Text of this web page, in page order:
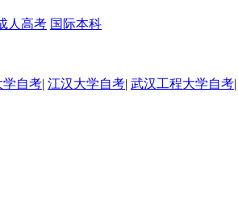
人高考 国际本科
学自考| 江汉大学自考| 武汉工程大学自考|